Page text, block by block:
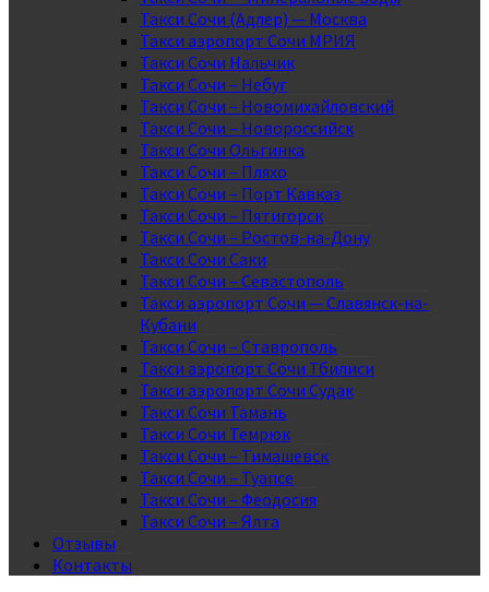
Такси Сочи (Адлер) — Москва
Такси аэропорт Сочи МРИЯ
Такси Сочи Нальчик
Такси Сочи – Небуг
Такси Сочи – Новомихайловский
Такси Сочи – Новороссийск
Такси Сочи Ольгинка
Такси Сочи – Пляхо
Такси Сочи – Порт Кавказ
Такси Сочи – Пятигорск
Такси Сочи – Ростов-на-Дону
Такси Сочи Саки
Такси Сочи – Севастополь
Такси аэропорт Сочи — Славянск-на-
Кубани
Такси Сочи – Ставрополь
Такси аэропорт Сочи Тбилиси
Такси аэропорт Сочи Судак
Такси Сочи Тамань
Такси Сочи Темрюк
Такси Сочи – Тимашевск
Такси Сочи – Туапсе
Такси Сочи – Феодосия
Такси Сочи – Ялта
Отзывы
Контакты